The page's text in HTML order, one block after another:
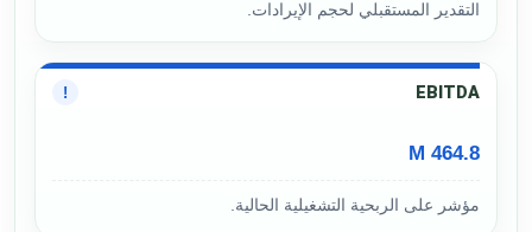
التقدير المستقبلي لحجم الإيرادات.
EBITDA
!
464.8 M
مؤشر على الربحية التشغيلية الحالية.